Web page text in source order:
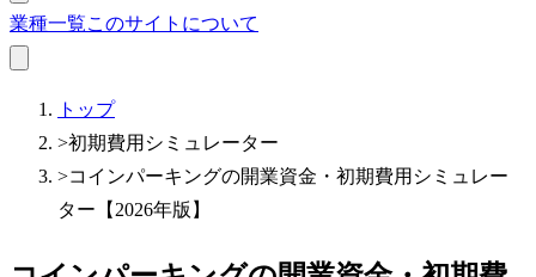
業種一覧このサイトについて
トップ
>初期費用シミュレーター
>コインパーキングの開業資金・初期費用シミュレー
ター【2026年版】